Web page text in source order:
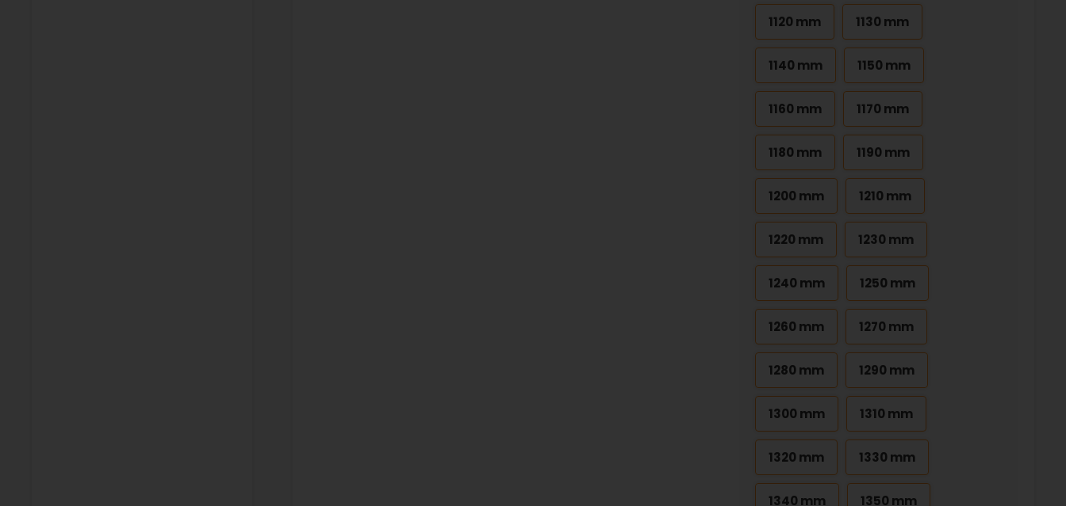
1120 mm 1130 mm
1140 mm 1150 mm
1160 mm 1170 mm
1180 mm 1190 mm
1200 mm 1210 mm
1220 mm 1230 mm
1240 mm 1250 mm
1260 mm 1270 mm
1280 mm 1290 mm
1300 mm 1310 mm
1320 mm 1330 mm
1340 mm 1350 mm